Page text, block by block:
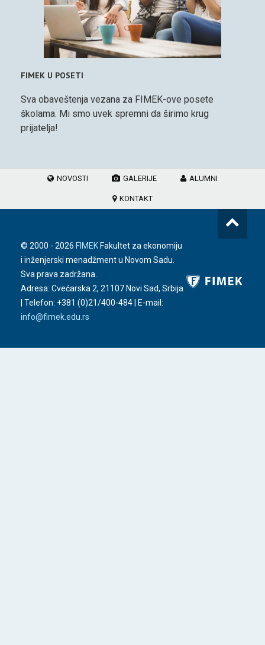
FIMEK U POSETI
Sva obaveštenja vezana za FIMEK-ove posete
školama. Mi smo uvek spremni da širimo krug
prijatelja!
NOVOSTI GALERIJE ALUMNI
KONTAKT
© 2000 - 2026 FIMEK Fakultet za ekonomiju
i inženjerski menadžment u Novom Sadu.
Sva prava zadržana.
Adresa: Cvećarska 2, 21107 Novi Sad, Srbija
| Telefon: +381 (0)21/400-484 | E-mail:
info@fimek.edu.rs